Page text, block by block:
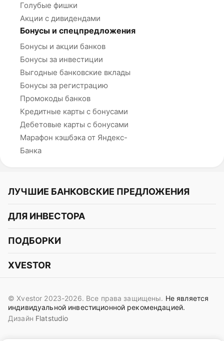
Голубые фишки
Акции с дивидендами
Бонусы и спецпредложения
Бонусы и акции банков
Бонусы за инвестиции
Выгодные банковские вклады
Бонусы за регистрацию
Промокоды банков
Кредитные карты с бонусами
Дебетовые карты с бонусами
Марафон кэшбэка от Яндекс-
Банка
ЛУЧШИЕ БАНКОВСКИЕ ПРЕДЛОЖЕНИЯ
Альфа-Банк
СБЕР
Газпромбанк
OZON Банк
Совкомбанк
ДЛЯ ИНВЕСТОРА
Курс акций
Курс облигаций
Прогнозы на криптовалюты
Идеи инвест аналитиков
ПОДБОРКИ
Подборки акций
Подборки облигаций
XVESTOR
Вконтакте
Поддержка в Telegram
Контакты
© Xvestor 2023-2026. Все права защищены. Не является
индивидуальной инвестиционной рекомендацией.
Дизайн Flatstudio